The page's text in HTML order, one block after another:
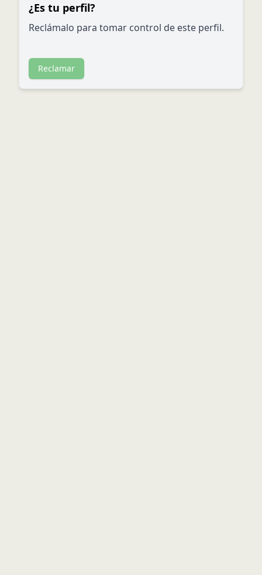
¿Es tu perfil?
Reclámalo para tomar control de este perfil.
Reclamar